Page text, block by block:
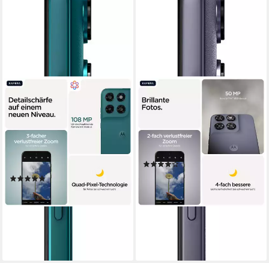
moto g77 256GB
Smartphone
17,22 cm/6,78 Zoll
256 GB Speicherkapazität
108 MP
Kamera
Produktdatenblatt
(9)
ab 239,04 €
299,00 €
21,83 €mtl. in 12 Raten
moto g67 Smartphone
Bildschirmdiagonale
128 GB Speicherkapazität
50 MP Kamera
Produktdatenblatt
(4)
ab 165,00 €
229,00 €
15,07 € mtl. in 12 Raten
-28%